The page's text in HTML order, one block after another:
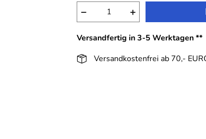
− +
Versandfertig in 3-5 Werktagen **
Versandkostenfrei ab 70,-